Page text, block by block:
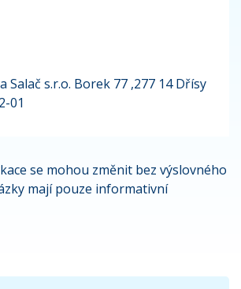
Salač s.r.o. Borek 77 ,277 14 Dřísy
01
se mohou změnit bez výslovného
mají pouze informativní